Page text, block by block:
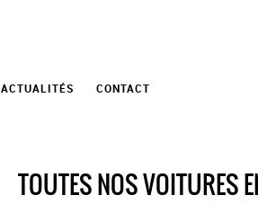
ACTUALITÉS CONTACT
TOUTES NOS VOITURES